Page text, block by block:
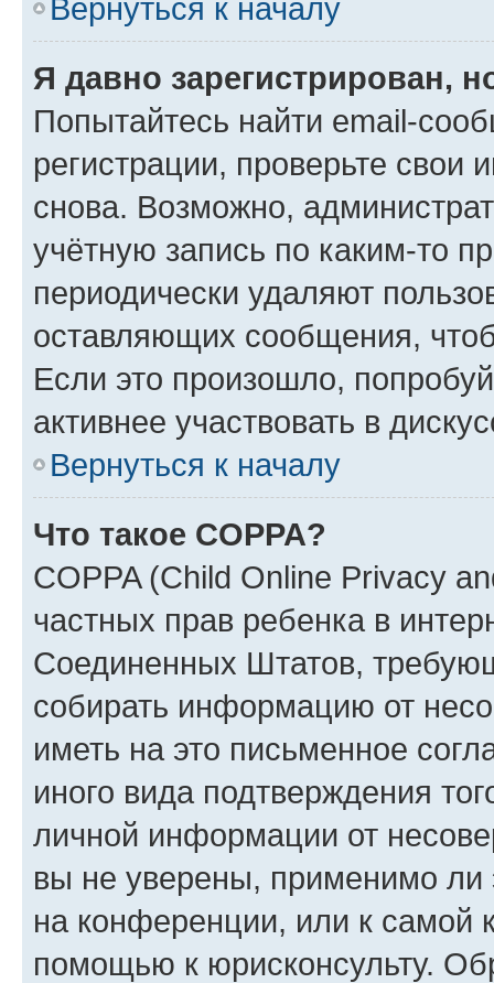
Вернуться к началу
Я давно зарегистрирован,
Попытайтесь найти email-
регистрации, проверьте свои
снова. Возможно,
учётную запись по каким-то
периодически удаляют
оставляющих сообщения,
Если это произошло,
активнее участвовать в
Вернуться к началу
Что такое COPPA?
COPPA (Child Online Privacy
частных прав ребенка в
Соединенных Штатов,
собирать информацию от
иметь на это письменное
иного вида подтверждения
личной информации от
вы не уверены, применимо ли
на конференции, или к самой
помощью к юрисконсульту.